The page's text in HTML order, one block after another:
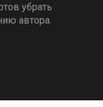
убрать
автора.